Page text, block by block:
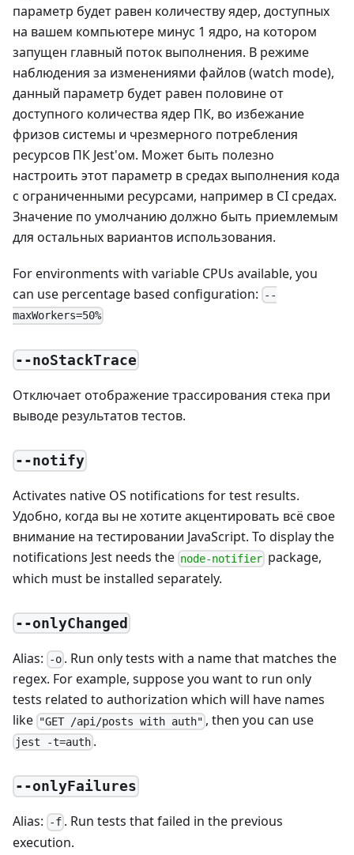
параметр будет равен количеству ядер, доступных
на вашем компьютере минус 1 ядро, на котором
запущен главный поток выполнения. В режиме
наблюдения за изменениями файлов (watch mode),
данный параметр будет равен половине от
доступного количества ядер ПК, во избежание
фризов системы и чрезмерного потребления
ресурсов ПК Jest'ом. Может быть полезно
настроить этот параметр в средах выполнения кода
с ограниченными ресурсами, например в CI средах.
Значение по умолчанию должно быть приемлемым
для остальных вариантов использования.
For environments with variable CPUs available, you
can use percentage based configuration:
--
maxWorkers=50%
--noStackTrace
Отключает отображение трассирования стека при
выводе результатов тестов.
--notify
Activates native OS notifications for test results.
Удобно, когда вы не хотите акцентировать всё свое
внимание на тестировании JavaScript. To display the
notifications Jest needs the node-notifier package,
which must be installed separately.
--onlyChanged
Alias: -o . Run only tests with a name that matches the
regex. For example, suppose you want to run only
tests related to authorization which will have names
like "GET /api/posts with auth" , then you can use
jest -t=auth .
--onlyFailures
Alias: -f . Run tests that failed in the previous
execution.